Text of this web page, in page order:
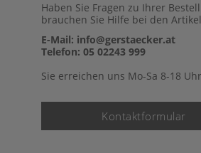
Haben Sie Fragen zu Ihrer
brauchen Sie Hilfe bei den
E-Mail: info@gerstaecker.at
Telefon: 05 02243 999
Sie erreichen uns Mo-Sa 8-18 Uhr
Kontaktformular